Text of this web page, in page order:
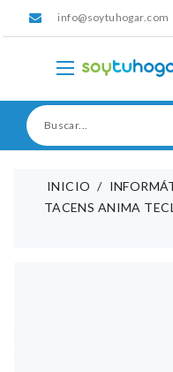
info@soytuhogar.com
INICIO
TACENS ANIMA